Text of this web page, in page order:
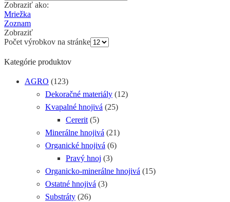
Zobraziť ako:
Mriežka
Zoznam
Zobraziť
Počet výrobkov na stránke
Kategórie produktov
AGRO (123)
Dekoračné materiály (12)
Kvapalné hnojivá (25)
Cererit (5)
Minerálne hnojivá (21)
Organické hnojivá (6)
Pravý hnoj (3)
Organicko-minerálne hnojivá (15)
Ostatné hnojivá (3)
Substráty (26)